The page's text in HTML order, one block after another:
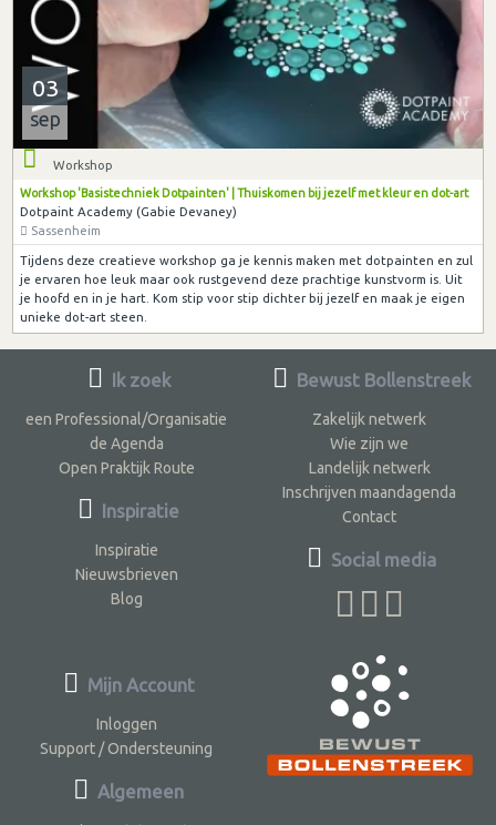
03
sep
Workshop
Workshop 'Basistechniek Dotpainten' | Thuiskomen bij jezelf met kleur en dot-art
Dotpaint Academy (Gabie Devaney)
Sassenheim
Tijdens deze creatieve workshop ga je kennis maken met dotpainten en zul
je ervaren hoe leuk maar ook rustgevend deze prachtige kunstvorm is. Uit
je hoofd en in je hart. Kom stip voor stip dichter bij jezelf en maak je eigen
unieke dot-art steen.
Ik zoek
een Professional/Organisatie
de Agenda
Open Praktijk Route
Inspiratie
Inspiratie
Nieuwsbrieven
Blog
Bewust Bollenstreek
Zakelijk netwerk
Wie zijn we
Landelijk netwerk
Inschrijven maandagenda
Contact
Social media
Mijn Account
Inloggen
Support / Ondersteuning
Algemeen